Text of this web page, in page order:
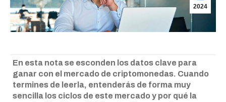
2024
En esta nota se esconden los datos clave para
ganar con el mercado de criptomonedas. Cuando
termines de leerla, entenderás de forma muy
sencilla los ciclos de este mercado y por qué la